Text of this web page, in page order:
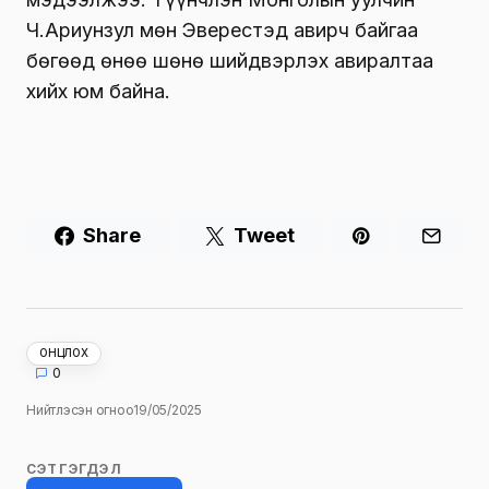
Ч.Ариунзул мөн Эверестэд авирч байгаа
бөгөөд өнөө шөнө шийдвэрлэх авиралтаа
хийх юм байна.
Share Tweet
ОНЦЛОХ
0
Нийтлэсэн огноо19/05/2025
СЭТГЭГДЭЛ